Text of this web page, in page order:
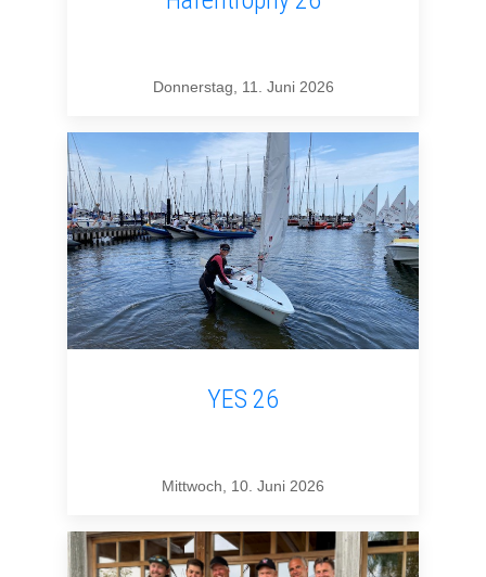
Donnerstag, 11. Juni 2026
YES 26
Mittwoch, 10. Juni 2026